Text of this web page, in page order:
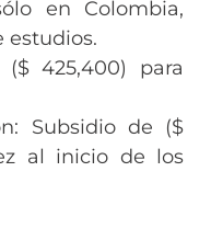
en Colombia,
estudios.
425,400) para
Subsidio de ($
al inicio de los